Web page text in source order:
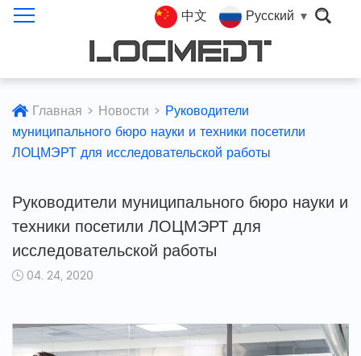
中文 Русский
Главная > Новости > Руководители
муниципального бюро науки и техники посетили
ЛОЦМЭРТ для исследовательской работы
Руководители муниципального бюро науки и
техники посетили ЛОЦМЭРТ для
исследовательской работы
04. 24, 2020